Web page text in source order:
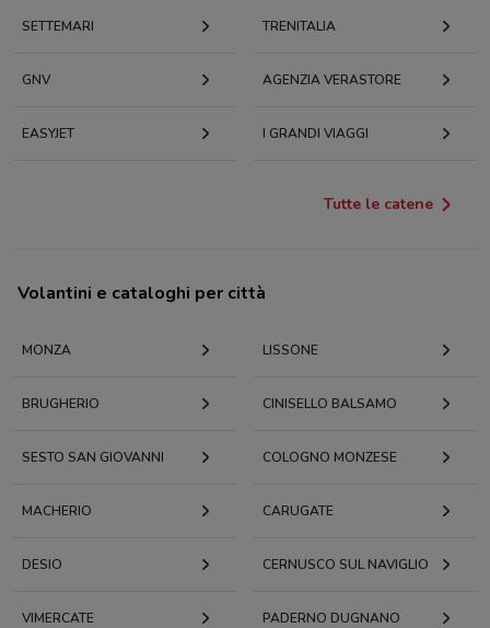
SETTEMARI TRENITALIA
GNV AGENZIA VERASTORE
EASYJET I GRANDI VIAGGI
Tutte le catene
Volantini e cataloghi per città
MONZA LISSONE
BRUGHERIO CINISELLO BALSAMO
SESTO SAN GIOVANNI COLOGNO MONZESE
MACHERIO CARUGATE
DESIO CERNUSCO SUL NAVIGLIO
VIMERCATE PADERNO DUGNANO